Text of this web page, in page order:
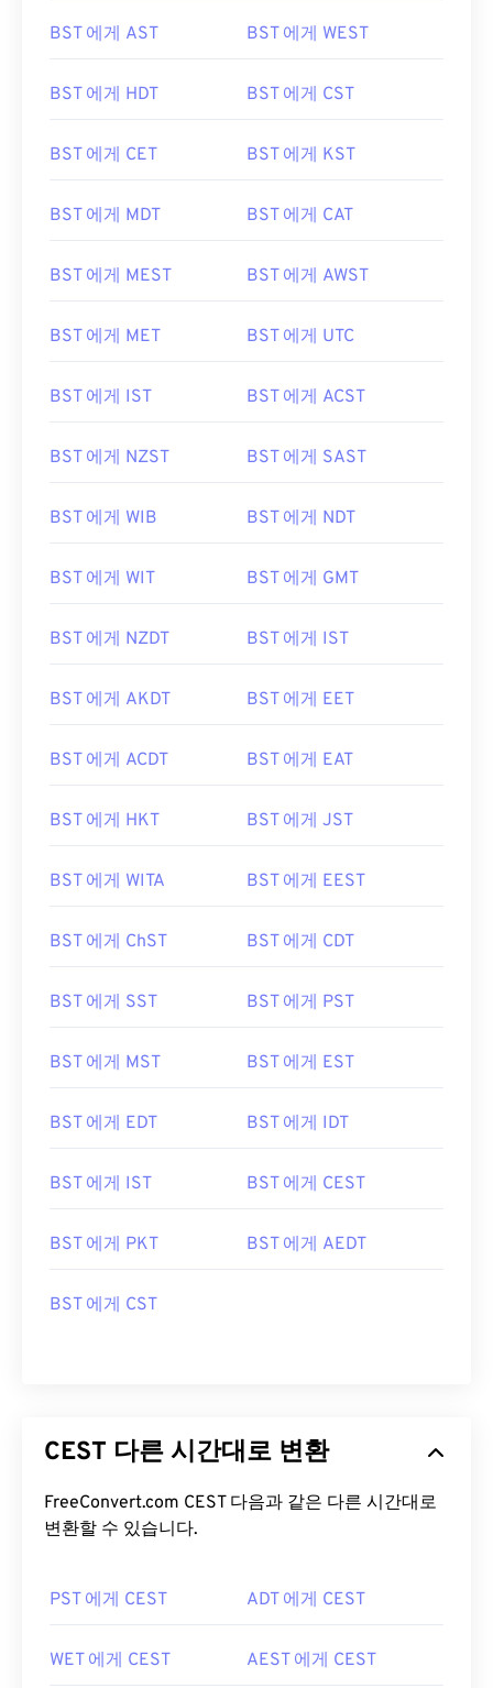
BST 에게 AST BST 에게 WEST
BST 에게 HDT BST 에게 CST
BST 에게 CET BST 에게 KST
BST 에게 MDT BST 에게 CAT
BST 에게 MEST BST 에게 AWST
BST 에게 MET BST 에게 UTC
BST 에게 IST BST 에게 ACST
BST 에게 NZST BST 에게 SAST
BST 에게 WIB BST 에게 NDT
BST 에게 WIT BST 에게 GMT
BST 에게 NZDT BST 에게 IST
BST 에게 AKDT BST 에게 EET
BST 에게 ACDT BST 에게 EAT
BST 에게 HKT BST 에게 JST
BST 에게 WITA BST 에게 EEST
BST 에게 ChST BST 에게 CDT
BST 에게 SST BST 에게 PST
BST 에게 MST BST 에게 EST
BST 에게 EDT BST 에게 IDT
BST 에게 IST BST 에게 CEST
BST 에게 PKT BST 에게 AEDT
BST 에게 CST
CEST 다른 시간대로 변환
FreeConvert.com CEST 다음과 같은 다른 시간대로
변환할 수 있습니다.
PST 에게 CEST ADT 에게 CEST
WET 에게 CEST AEST 에게 CEST